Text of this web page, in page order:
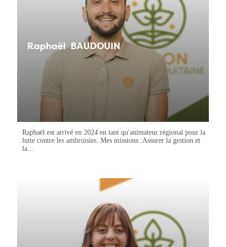
Raphaël BAUDOUIN
Raphaël est arrivé en 2024 en tant qu'animateur régional pour la
lutte contre les ambroisies. Mes missions :Assurer la gestion et
la…